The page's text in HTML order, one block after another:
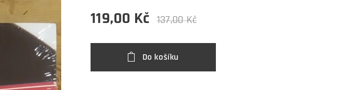
119,00 Kč 137,00Kč
Do košíku